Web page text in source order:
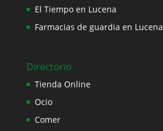
El Tiempo en Lucena
Farmacias de guardia en Lucena
Directorio
Tienda Online
Ocio
Comer